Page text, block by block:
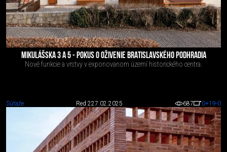
MIKULÁŠSKA 3 A 5 - POKUS O OŽIVENIE BRATISLAVSKÉHO PODHRADIA
Nové funkcie a vrstvy v exponovanom území historického centra.
Súťaže Red 227.02.2025 687 0+19-0